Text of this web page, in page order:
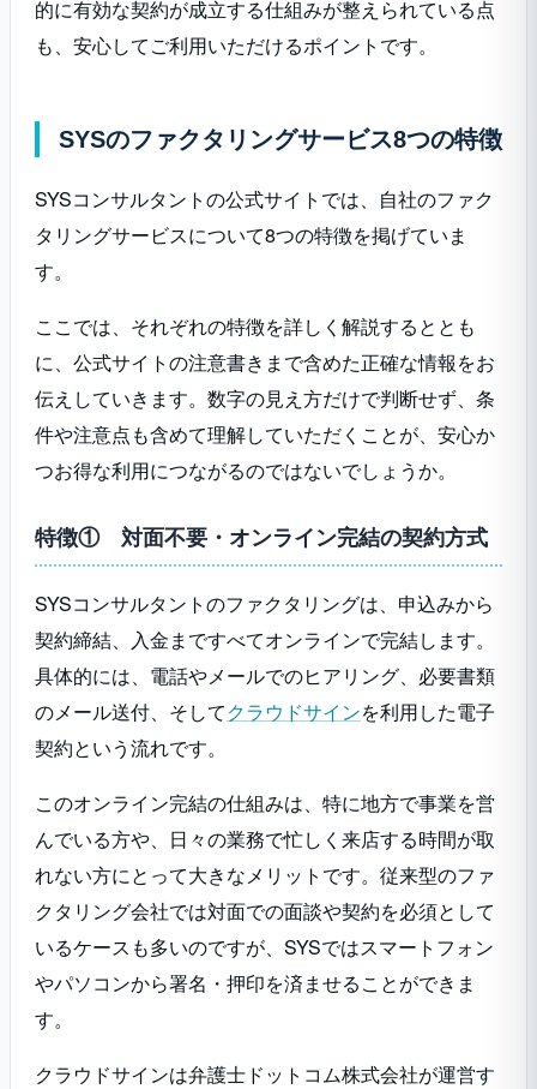
的に有効な契約が成立する仕組みが整えられている点
も、安心してご利用いただけるポイントです。
SYSのファクタリングサービス8つの特徴
SYSコンサルタントの公式サイトでは、自社のファク
タリングサービスについて8つの特徴を掲げていま
す。
ここでは、それぞれの特徴を詳しく解説するととも
に、公式サイトの注意書きまで含めた正確な情報をお
伝えしていきます。数字の見え方だけで判断せず、条
件や注意点も含めて理解していただくことが、安心か
つお得な利用につながるのではないでしょうか。
特徴① 対面不要・オンライン完結の契約方式
SYSコンサルタントのファクタリングは、申込みから
契約締結、入金まですべてオンラインで完結します。
具体的には、電話やメールでのヒアリング、必要書類
のメール送付、そしてクラウドサインを利用した電子
契約という流れです。
このオンライン完結の仕組みは、特に地方で事業を営
んでいる方や、日々の業務で忙しく来店する時間が取
れない方にとって大きなメリットです。従来型のファ
クタリング会社では対面での面談や契約を必須として
いるケースも多いのですが、SYSではスマートフォン
やパソコンから署名・押印を済ませることができま
す。
クラウドサインは弁護士ドットコム株式会社が運営す